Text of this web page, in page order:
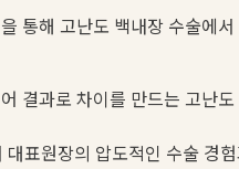
통해 고난도 백내장 수술에
결과로 차이를 만드는 고난
대표원장의 압도적인 수술 경